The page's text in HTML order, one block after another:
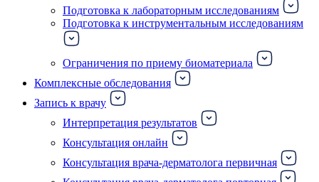
Подготовка к лабораторным исследованиям
Подготовка к инструментальным исследованиям
Ограничения по приему биоматериала
Комплексные обследования
Запись к врачу
Интерпретация результатов
Консультация онлайн
Консультация врача-дерматолога первичная